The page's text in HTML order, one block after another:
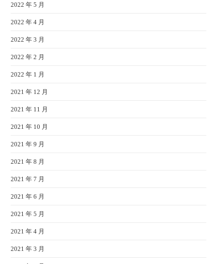
2022 年 5 月
2022 年 4 月
2022 年 3 月
2022 年 2 月
2022 年 1 月
2021 年 12 月
2021 年 11 月
2021 年 10 月
2021 年 9 月
2021 年 8 月
2021 年 7 月
2021 年 6 月
2021 年 5 月
2021 年 4 月
2021 年 3 月